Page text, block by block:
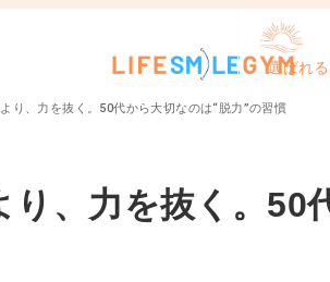
選ばれ
り、力を抜く。50代から大切なのは“脱力”の習慣
り、力を抜く。50